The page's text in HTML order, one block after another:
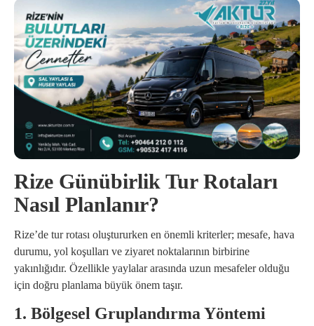
Rize Günübirlik Tur Rotaları
Nasıl Planlanır?
Rize’de tur rotası oluştururken en önemli kriterler; mesafe, hava
durumu, yol koşulları ve ziyaret noktalarının birbirine
yakınlığıdır. Özellikle yaylalar arasında uzun mesafeler olduğu
için doğru planlama büyük önem taşır.
1. Bölgesel Gruplandırma Yöntemi